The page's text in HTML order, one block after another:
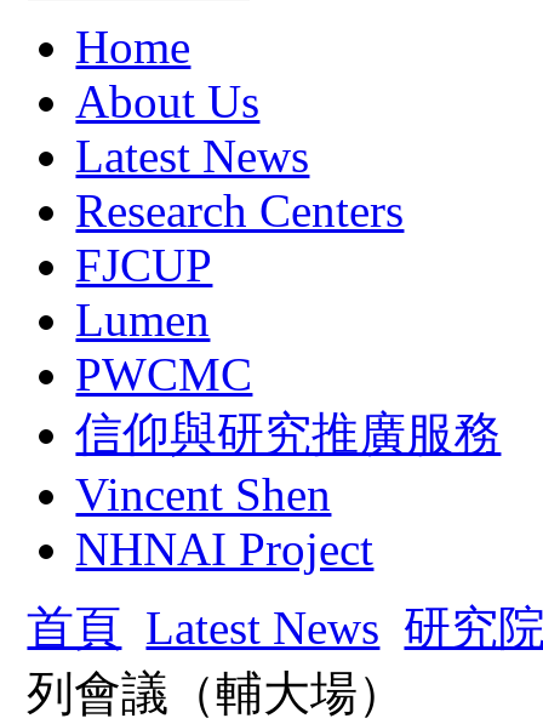
Home
About Us
Latest News
Research Centers
FJCUP
Lumen
PWCMC
信仰與研究推廣服務
Vincent Shen
NHNAI Project
首頁 Latest News 研究
列會議（輔大場）